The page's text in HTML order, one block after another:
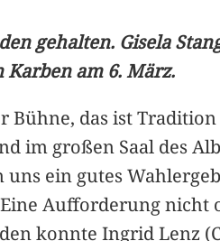
gehalten. Gisela
am 6. März.
Bühne, das ist
im großen Saal des
ein gutes
Aufforderung nicht
konnte Ingrid Lenz